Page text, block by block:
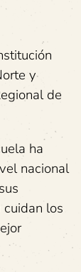
y
de
ha
nacional
los